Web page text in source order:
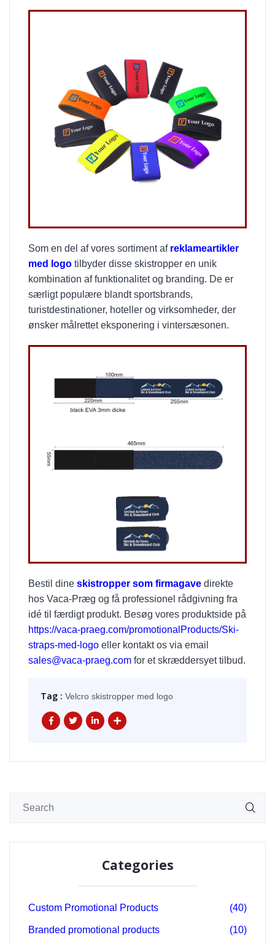
Som en del af vores sortiment af reklameartikler
med logo tilbyder disse skistropper en unik
kombination af funktionalitet og branding. De er
særligt populære blandt sportsbrands,
turistdestinationer, hoteller og virksomheder, der
ønsker målrettet eksponering i vintersæsonen.
Bestil dine skistropper som firmagave direkte
hos Vaca-Præg og få professionel rådgivning fra
idé til færdigt produkt. Besøg vores produktside på
https://vaca-praeg.com/promotionalProducts/Ski-
straps-med-logo eller kontakt os via email
sales@vaca-praeg.com for et skræddersyet tilbud.
Tag : Velcro skistropper med logo
Categories
Custom Promotional Products (40)
Branded promotional products (10)